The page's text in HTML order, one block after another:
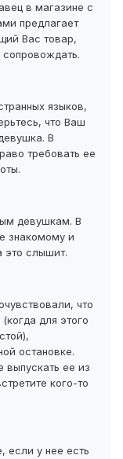
в магазине с
предлагает
Вас товар,
сопровождать.
языков,
что Ваш
В
требовать ее
девушкам. В
знакомому и
это слышит.
что
для этого
остановке.
выпускать ее из
кого-то
если у нее есть